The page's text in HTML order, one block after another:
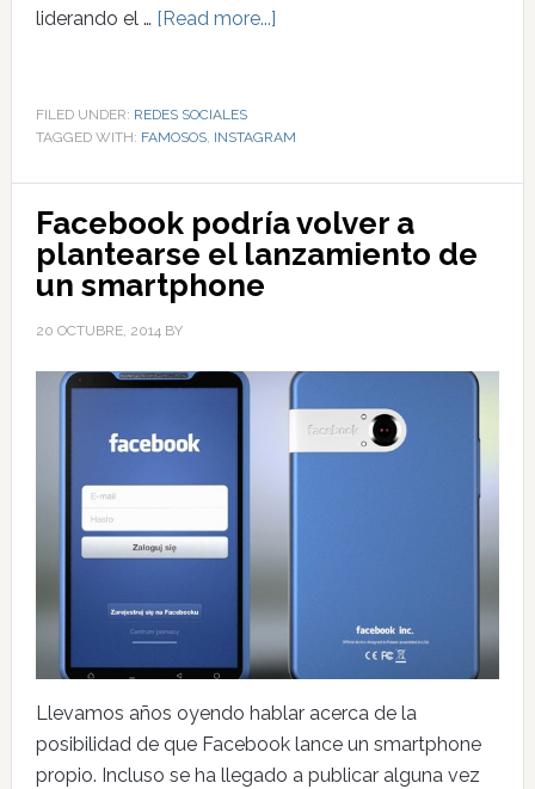
liderando el … [Read more...]
FILED UNDER: REDES SOCIALES
TAGGED WITH: FAMOSOS, INSTAGRAM
Facebook podría volver a
plantearse el lanzamiento de
un smartphone
20 OCTUBRE, 2014 BY
Llevamos años oyendo hablar acerca de la
posibilidad de que Facebook lance un smartphone
propio. Incluso se ha llegado a publicar alguna vez